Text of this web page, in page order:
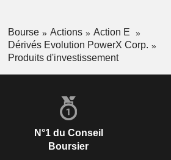
Bourse Actions
Action E
Dérivés Evolution PowerX Corp.
Produits d'investissement
N°1 du Conseil
Boursier